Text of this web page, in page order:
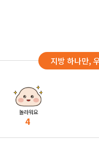
지방 하나만,
놀라워요
4